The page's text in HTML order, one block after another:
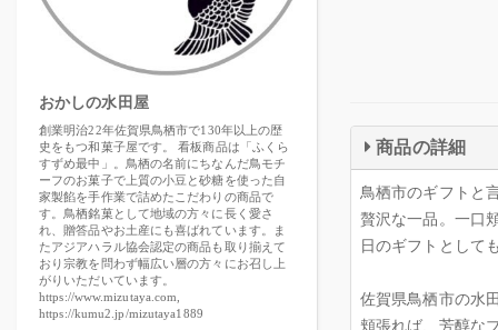
おかしの水田屋
創業明治22年佐賀県鳥栖市で130年以上の歴
史をもつ和菓子屋です。 看板商品は「ふくら
すずめ最中」。鳥栖の名前にちなんだ鳥モチ
ーフのお菓子で上質の小豆と砂糖を使った自
家製餡を手作業で詰めたこだわりの商品で
す。鳥栖銘菓として地域の方々に長く愛さ
れ、贈答品やお土産にも喜ばれています。ま
たアジアハラル協会認定の商品も取り揃えて
おり宗教を問わず幅広い層の方々にお召し上
がりいただいています。
https://www.mizutaya.com,
https://kumu2.jp/mizutaya1889
商品の詳細
鳥栖市のギフトと
贅沢な一品。一口
日のギフトとして
佐賀県鳥栖市の水
頬張れば、芳醇な